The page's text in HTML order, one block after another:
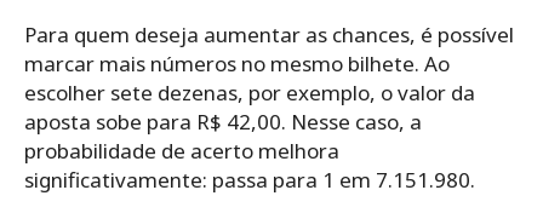
Para quem deseja aumentar as chances, é possível
marcar mais números no mesmo bilhete. Ao
escolher sete dezenas, por exemplo, o valor da
aposta sobe para R$ 42,00. Nesse caso, a
probabilidade de acerto melhora
significativamente: passa para 1 em 7.151.980.